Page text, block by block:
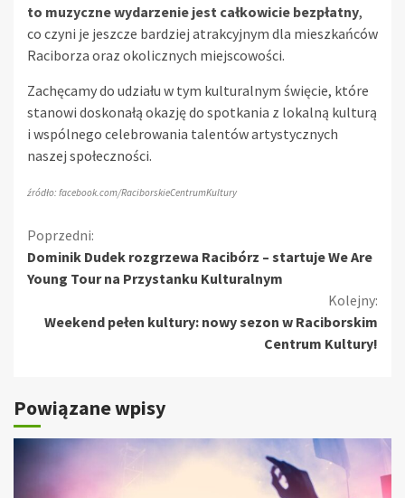
to muzyczne wydarzenie jest całkowicie bezpłatny,
co czyni je jeszcze bardziej atrakcyjnym dla mieszkańców
Raciborza oraz okolicznych miejscowości.
Zachęcamy do udziału w tym kulturalnym święcie, które
stanowi doskonałą okazję do spotkania z lokalną kulturą
i wspólnego celebrowania talentów artystycznych
naszej społeczności.
źródło: facebook.com/RaciborskieCentrumKultury
Kontynuuj
czytanie
Poprzedni:
Dominik Dudek rozgrzewa Racibórz – startuje We Are
Young Tour na Przystanku Kulturalnym
Kolejny:
Weekend pełen kultury: nowy sezon w Raciborskim
Centrum Kultury!
Powiązane wpisy